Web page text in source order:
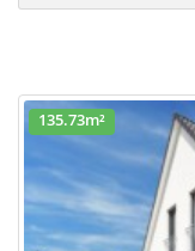
135.73m²